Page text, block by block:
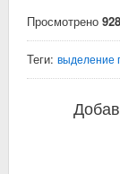
Просмотрено 928
Теги: выделение